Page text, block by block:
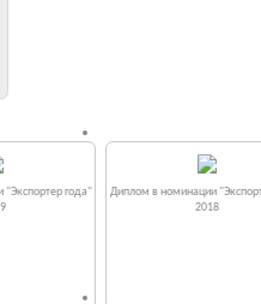
года"
Диплом в номинации
2018